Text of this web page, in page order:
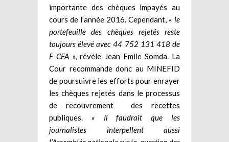
importante des chèques impayés au
cours de l’année 2016. Cependant, « le
portefeuille des chèques rejetés reste
toujours élevé avec 44 752 131 418 de
F CFA », révèle Jean Emile Somda. La
Cour recommande donc au MINEFID
de poursuivre les efforts pour enrayer
les chèques rejetés dans le processus
de recouvrement des recettes
publiques. « Il faudrait que les
journalistes interpellent aussi